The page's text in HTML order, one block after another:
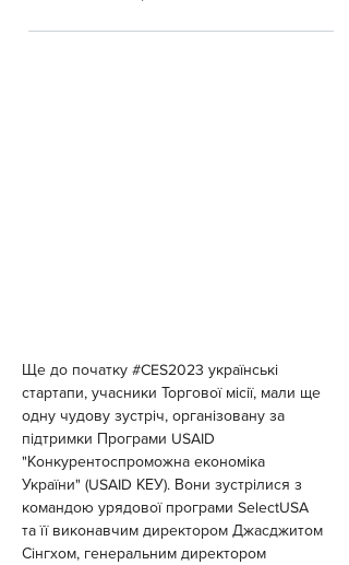
Ще до початку #CES2023 українські
стартапи, учасники Торгової місії, мали ще
одну чудову зустріч, організовану за
підтримки Програми USAID
"Конкурентоспроможна економіка
України" (USAID КЕУ). Вони зустрілися з
командою урядової програми SelectUSA
та її виконавчим директором Джасджитом
Сінгхом, генеральним директором